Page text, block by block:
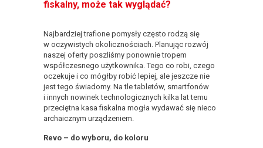
fiskalny, może tak wyglądać?
Najbardziej trafione pomysły często rodzą się
w oczywistych okolicznościach. Planując rozwój
naszej oferty poszliśmy ponownie tropem
współczesnego użytkownika. Tego co robi, czego
oczekuje i co mógłby robić lepiej, ale jeszcze nie
jest tego świadomy. Na tle tabletów, smartfonów
i innych nowinek technologicznych kilka lat temu
przeciętna kasa fiskalna mogła wydawać się nieco
archaicznym urządzeniem.
Revo – do wyboru, do koloru